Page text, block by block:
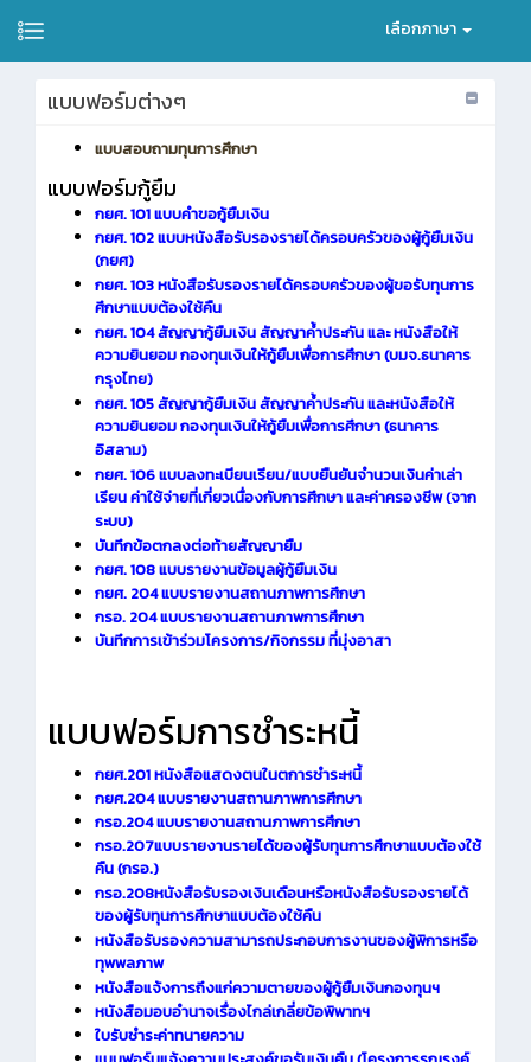
เลือกภาษา
แบบฟอร์มต่างๆ
แบบสอบถามทุนการศึกษา
แบบฟอร์มกู้ยืม
กยศ. 101 แบบคำขอกู้ยืมเงิน
กยศ. 102 แบบหนังสือรับรองรายได้ครอบครัวของผู้กู้ยืมเงิน
(กยศ)
กยศ. 103หนังสือรับรองรายได้ครอบครัวของผู้ขอรับทุนการ
ศึกษาแบบต้องใช้คืน
กยศ. 104 สัญญากู้ยืมเงิน สัญญาค้ำประกัน และ หนังสือให้
ความยินยอม กองทุนเงินให้กู้ยืมเพื่อการศึกษา (บมจ.ธนาคาร
กรุงไทย)
กยศ. 105 สัญญากู้ยืมเงิน สัญญาค้ำประกัน และหนังสือให้
ความยินยอม กองทุนเงินให้กู้ยืมเพื่อการศึกษา (ธนาคาร
อิสลาม)
กยศ. 106 แบบลงทะเบียนเรียน/แบบยืนยันจำนวนเงินค่าเล่า
เรียน ค่าใช้จ่ายที่เกี่ยวเนื่องกับการศึกษา และค่าครองชีพ (จาก
ระบบ)
บันทึกข้อตกลงต่อท้ายสัญญายืม
กยศ. 108 แบบรายงานข้อมูลผู้กู้ยืมเงิน
กยศ. 204 แบบรายงานสถานภาพการศึกษา
กรอ. 204 แบบรายงานสถานภาพการศึกษา
บันทึกการเข้าร่วมโครงการ/กิจกรรม ที่มุ่งอาสา
แบบฟอร์มการชำระหนี้
กยศ.201 หนังสือแสดงตนในตการชำระหนี้
กยศ.204 แบบรายงานสถานภาพการศึกษา
กรอ.204 แบบรายงานสถานภาพการศึกษา
กรอ.207แบบรายงานรายได้ของผู้รับทุนการศึกษาแบบต้องใช้
คืน (กรอ.)
กรอ.208หนังสือรับรองเงินเดือนหรือหนังสือรับรองรายได้
ของผู้รับทุนการศึกษาแบบต้องใช้คืน
หนังสือรับรองความสามารถประกอบการงานของผู้พิการหรือ
ทุพพลภาพ
หนังสือแจ้งการถึงแก่ความตายของผู้กู้ยืมเงินกองทุนฯ
หนังสือมอบอำนาจเรื่องไกล่เกลี่ยข้อพิพาทฯ
ใบรับชำระค่าทนายความ